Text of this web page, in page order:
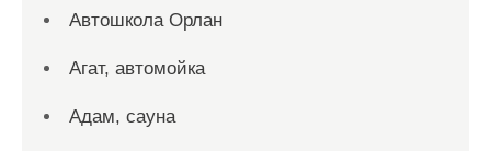
Автошкола Орлан
Агат, автомойка
Адам, сауна